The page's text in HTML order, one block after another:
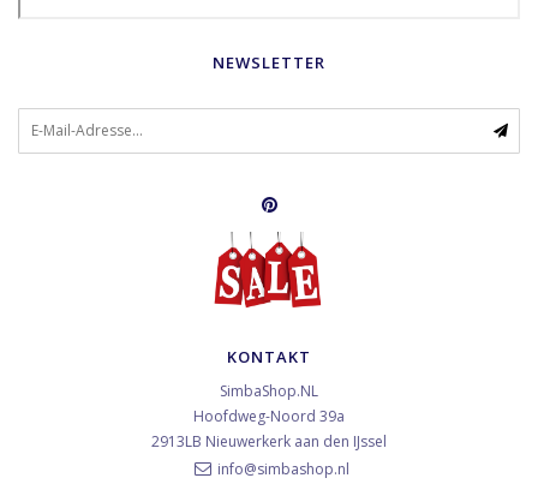
NEWSLETTER
KONTAKT
SimbaShop.NL
Hoofdweg-Noord 39a
2913LB Nieuwerkerk aan den IJssel
info@simbashop.nl